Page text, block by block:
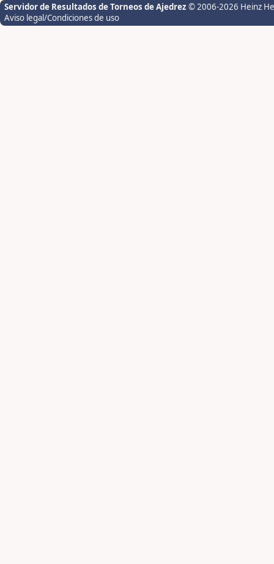
Servidor de Resultados de Torneos de Ajedrez © 2006-2026 Heinz
Aviso legal/Condiciones de uso